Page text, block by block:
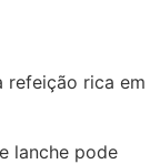
refeição rica em
lanche pode